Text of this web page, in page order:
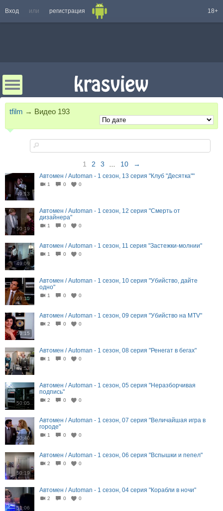
Вход или регистрация 18+
tfilm → Видео 193
1 2 3 10 →
49:13
Автомен / Automan - 1 сезон, 13 серия "Клуб "Десятка""
1 0 0
50:19
Автомен / Automan - 1 сезон, 12 серия "Смерть от
дизайнера"
1 0 0
49:09
Автомен / Automan - 1 сезон, 11 серия "Застежки-молнии"
1 0 0
49:15
Автомен / Automan - 1 сезон, 10 серия "Убийство, дайте
одно"
1 0 0
50:15
Автомен / Automan - 1 сезон, 09 серия "Убийство на MTV"
2 0 0
49:53
Автомен / Automan - 1 сезон, 08 серия "Ренегат в бегах"
1 0 0
50:05
Автомен / Automan - 1 сезон, 05 серия "Неразборчивая
подпись"
2 0 0
50:40
Автомен / Automan - 1 сезон, 07 серия "Величайшая игра в
городе"
1 0 0
50:19
Автомен / Automan - 1 сезон, 06 серия "Вспышки и пепел"
2 0 0
51:06
Автомен / Automan - 1 сезон, 04 серия "Корабли в ночи"
2 0 0